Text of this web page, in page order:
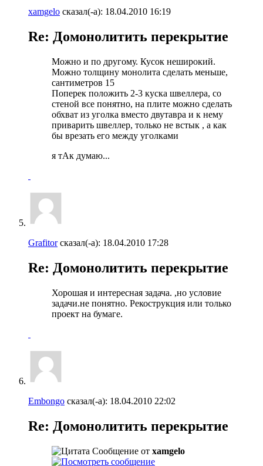
xamgelo сказал(-а): 18.04.2010 16:19
Re: Домонолитить перекрытие
Можно и по другому. Кусок неширокий.
Можно толщину монолита сделать меньше,
сантиметров 15
Поперек положить 2-3 куска швеллера, со
стеной все понятно, на плите можно сделать
обхват из уголка вместо двутавра и к нему
приварить швеллер, только не встык , а как
бы врезать его между уголками
я тАк думаю...
Grafitorсказал(-а): 18.04.2010 17:28
Re: Домонолитить перекрытие
Хорошая и интересная задача. ,но условие
задачи.не понятно. Рекострукция или только
проект на бумаге.
Embongo сказал(-а): 18.04.2010 22:02
Re: Домонолитить перекрытие
Сообщение от xamgelo